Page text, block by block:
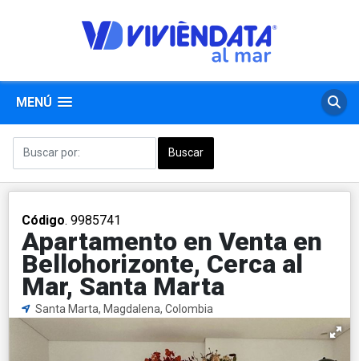
MENÚ
Código. 9985741
Apartamento en Venta en
Bellohorizonte, Cerca al
Mar, Santa Marta
Santa Marta, Magdalena, Colombia